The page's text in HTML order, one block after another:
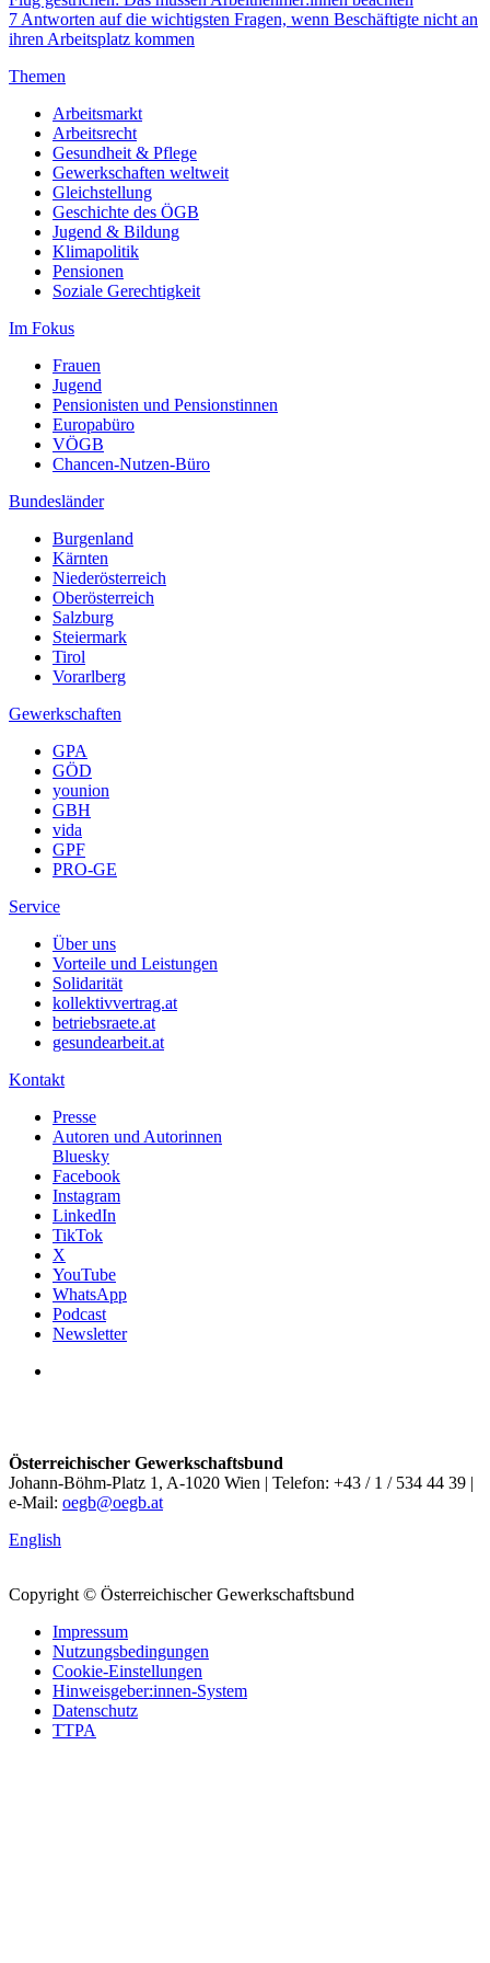
7 Antworten auf die wichtigsten Fragen, wenn Beschäftigte nicht an
ihren Arbeitsplatz kommen
Themen
Arbeitsmarkt
Arbeitsrecht
Gesundheit & Pflege
Gewerkschaften weltweit
Gleichstellung
Geschichte des ÖGB
Jugend & Bildung
Klimapolitik
Pensionen
Soziale Gerechtigkeit
Im Fokus
Frauen
Jugend
Pensionisten und Pensionstinnen
Europabüro
VÖGB
Chancen-Nutzen-Büro
Bundesländer
Burgenland
Kärnten
Niederösterreich
Oberösterreich
Salzburg
Steiermark
Tirol
Vorarlberg
Gewerkschaften
GPA
GÖD
younion
GBH
vida
GPF
PRO-GE
Service
Über uns
Vorteile und Leistungen
Solidarität
kollektivvertrag.at
betriebsraete.at
gesundearbeit.at
Kontakt
Presse
Autoren und Autorinnen
Bluesky
Facebook
Instagram
LinkedIn
TikTok
X
YouTube
WhatsApp
Podcast
Newsletter
Österreichischer Gewerkschaftsbund
Johann-Böhm-Platz 1, A-1020 Wien | Telefon: +43 / 1 / 534 44 39 |
e-Mail: oegb@oegb.at
English
Copyright © Österreichischer Gewerkschaftsbund
Impressum
Nutzungsbedingungen
Cookie-Einstellungen
Hinweisgeber:innen-System
Datenschutz
TTPA